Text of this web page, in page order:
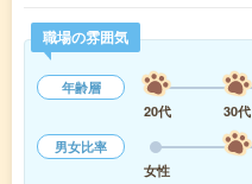
職場の雰囲気
年齢層
20代
30代
男女比率
女性